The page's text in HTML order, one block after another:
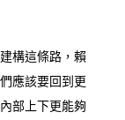
構這條路，賴
應該要回到更
部上下更能夠